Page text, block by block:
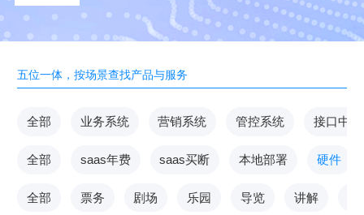
五位一体，按场景查找产品与服务
全部 业务系统 营销系统 管控系统 接口中台
全部 saas年费 saas买断 本地部署 硬件
全部 票务 剧场 乐园 导览 讲解